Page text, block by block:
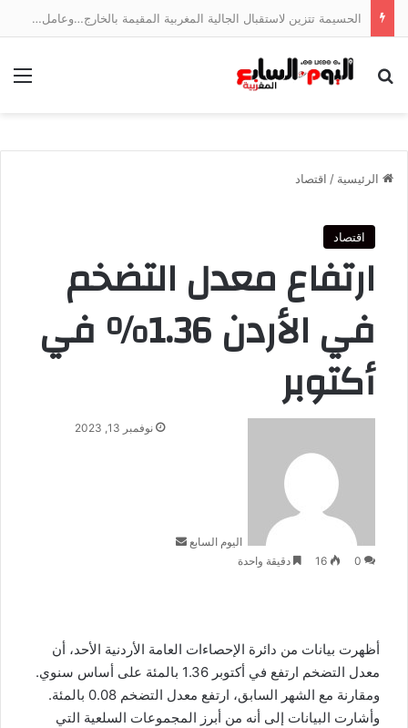
الحسيمة تتزين لاستقبال الجالية المغربية المقيمة بالخارج…وعامل الإقليم يتابع الأشغال ميدانياً
بحث عن
الرئيسية / اقتصاد
اقتصاد
ارتفاع معدل التضخم
في الأردن 1.36% في
أكتوبر
اليوم السابع
أرسلنوفمبر 13, 2023
0
16 دقيقة واحدة
أظهرت بيانات من دائرة الإحصاءات العامة الأردنية الأحد، أن
معدل التضخم ارتفع في أكتوبر 1.36 بالمئة على أساس سنوي.
ومقارنة مع الشهر السابق، ارتفع معدل التضخم 0.08 بالمئة.
وأشارت البيانات إلى أنه من أبرز المجموعات السلعية التي